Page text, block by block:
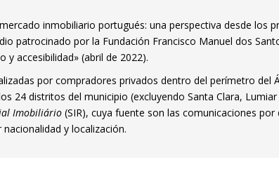
inmobiliario portugués: una perspectiva desde los
patrocinado por la Fundación Francisco Manuel dos
accesibilidad» (abril de 2022).
por compradores privados dentro del perímetro del
24 distritos del municipio (excluyendo Santa Clara,
Imobiliário(SIR), cuya fuente son las comunicaciones por
y localización.